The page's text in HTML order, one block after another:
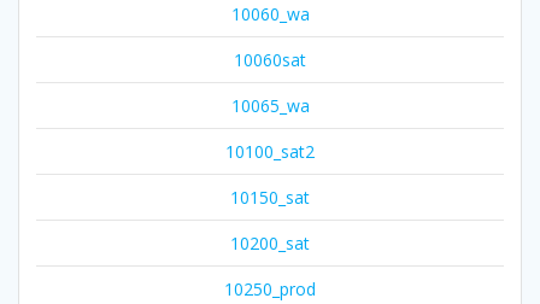
10060_wa
10060sat
10065_wa
10100_sat2
10150_sat
10200_sat
10250_prod